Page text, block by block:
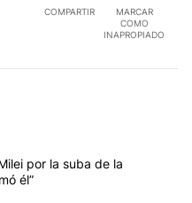
COMPARTIR
MARCAR
COMO
INAPROPIADO
más comentarios en los
"" con 30 comentarios.
"Kicillof apuntó contra Milei
por la suba de la
él”